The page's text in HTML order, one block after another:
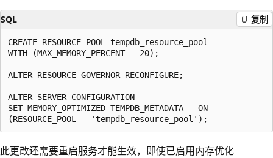
SQL 复制
CREATE RESOURCE POOL tempdb_resource_pool
WITH (MAX_MEMORY_PERCENT = 20);
ALTER RESOURCE GOVERNOR RECONFIGURE;
ALTER SERVER CONFIGURATION
SET MEMORY_OPTIMIZED TEMPDB_METADATA = ON
此更改还需要重启服务才能生效，即使已启用内存优化